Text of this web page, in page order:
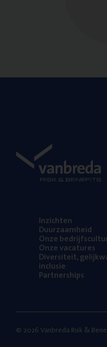
Inzich­ten
Duur­zaam­heid
Onze
Onze vaca­tu­res
Diver­si­teit,
inclusie
Part­ner­ships
© 2026 Vanbreda Risk &